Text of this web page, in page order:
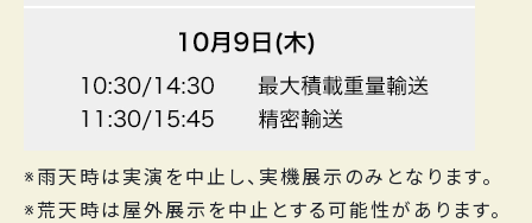
※雨天時は実演を中止し、実機展示のみとなります。
※荒天時は屋外展示を中止とする可能性があります。